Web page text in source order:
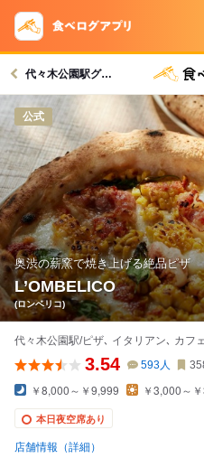
代々木公園駅グルメへ
公式
奥渋の薪窯で焼き上げる絶品ピザ
L’OMBELICO
(ロンベリコ)
代々木公園駅/ピザ､ イタリアン､ カフ
3.54 593人
￥8,000～￥9,999 ￥3,000～
本日夜空席あり
店舗情報（詳細）